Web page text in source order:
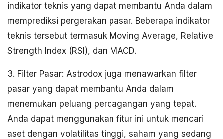
indikator teknis yang dapat membantu Anda dalam
memprediksi pergerakan pasar. Beberapa indikator
teknis tersebut termasuk Moving Average, Relative
Strength Index (RSI), dan MACD.
3. Filter Pasar: Astrodox juga menawarkan filter
pasar yang dapat membantu Anda dalam
menemukan peluang perdagangan yang tepat.
Anda dapat menggunakan fitur ini untuk mencari
aset dengan volatilitas tinggi, saham yang sedang